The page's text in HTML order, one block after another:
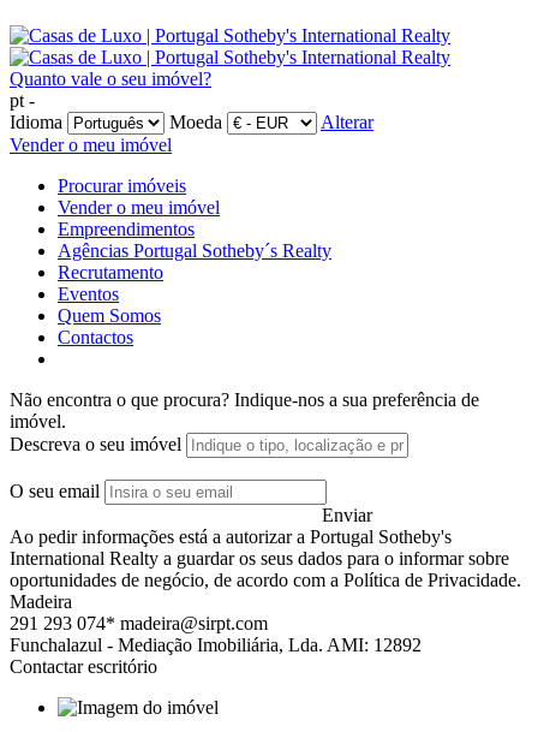
Quanto vale o seu imóvel?
pt -
Idioma
Moeda
Alterar
Vender o meu imóvel
Procurar imóveis
Vender o meu imóvel
Empreendimentos
Agências Portugal Sotheby´s Realty
Recrutamento
Eventos
Quem Somos
Contactos
Não encontra o que procura? Indique-nos a sua preferência de
imóvel.
Descreva o seu imóvel
O seu email
Enviar
Ao pedir informações está a autorizar a Portugal Sotheby's
International Realty a guardar os seus dados para o informar sobre
oportunidades de negócio, de acordo com a Política de Privacidade.
Madeira
291 293 074* madeira@sirpt.com
Funchalazul - Mediação Imobiliária, Lda. AMI: 12892
Contactar escritório